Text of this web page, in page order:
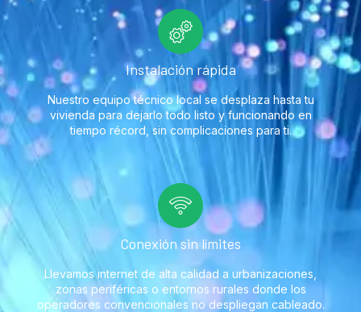
Instalación rápida
Nuestro equipo técnico local se desplaza hasta tu
vivienda para dejarlo todo listo y funcionando en
tiempo récord, sin complicaciones para ti.
Conexión sin límites
Llevamos internet de alta calidad a urbanizaciones,
zonas periféricas o entornos rurales donde los
operadores convencionales no despliegan cableado.